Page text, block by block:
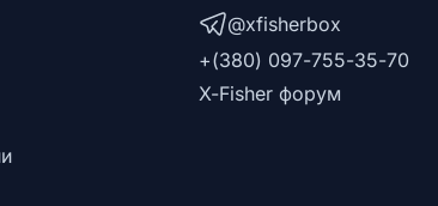
@xfisherbox
+(380) 097-755-35-70
X-Fisher форум